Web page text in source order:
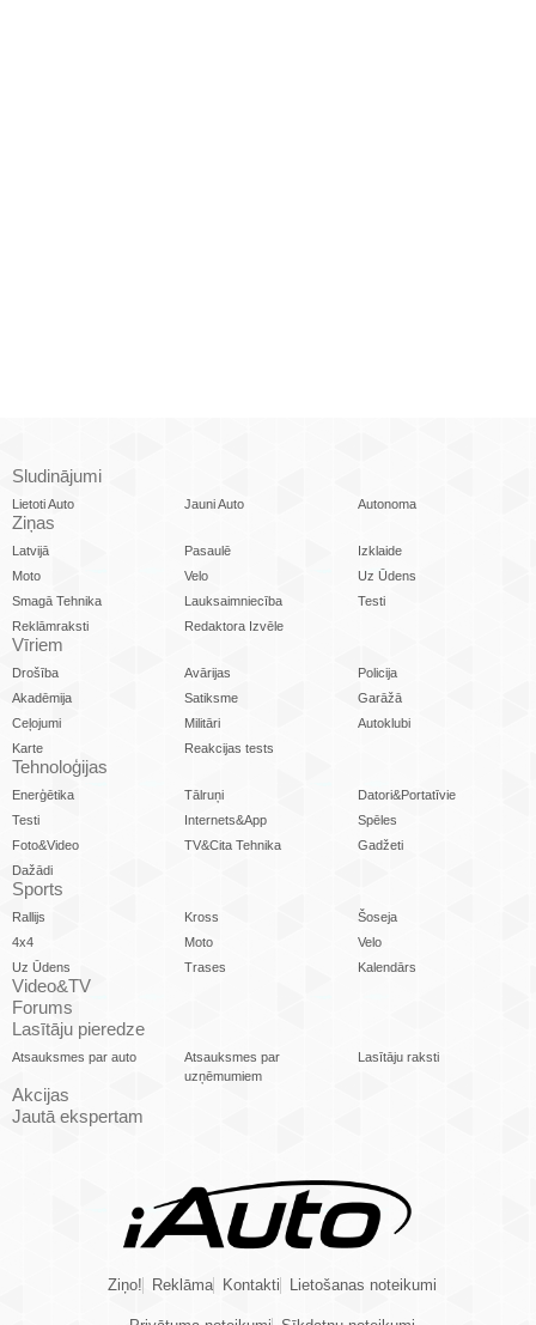
Sludinājumi
Lietoti Auto Jauni Auto Autonoma
Ziņas
Latvijā Pasaulē
Izklaide
Moto
Velo
Uz Ūdens
Smagā Tehnika
Lauksaimniecība
Testi
Reklāmraksti
Redaktora Izvēle
Vīriem
Drošība Avārijas
Policija
Akadēmija
Satiksme
Garāžā
Ceļojumi
Militāri
Autoklubi
Karte
Reakcijas tests
Tehnoloģijas
Enerģētika Tālruņi
Datori&Portatīvie
Testi
Internets&App
Spēles
Foto&Video
TV&Cita Tehnika
Gadžeti
Dažādi
Sports
Rallijs Kross
Šoseja
4x4
Moto
Velo
Uz Ūdens
Trases Kalendārs
Video&TV
Forums
Lasītāju pieredze
Atsauksmes par auto
Atsauksmes par
uzņēmumiem
Lasītāju raksti
Akcijas
Jautā ekspertam
Ziņo! Reklāma Kontakti Lietošanas noteikumi